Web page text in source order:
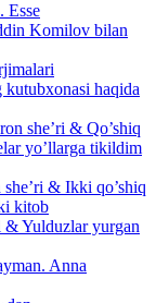
Esse
Komilov bilan
haqida
she’ri & Qo’shiq
yo’llarga tikildim
& Ikki qo’shiq
kitob
& Yulduzlar yurgan
Anna